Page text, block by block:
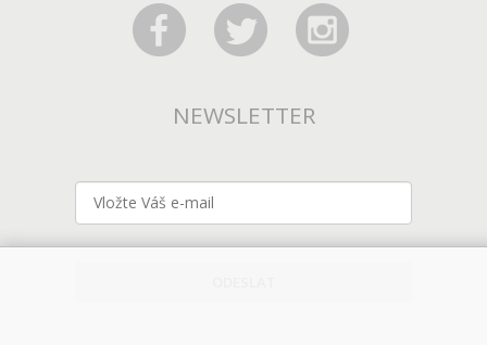
NEWSLETTER